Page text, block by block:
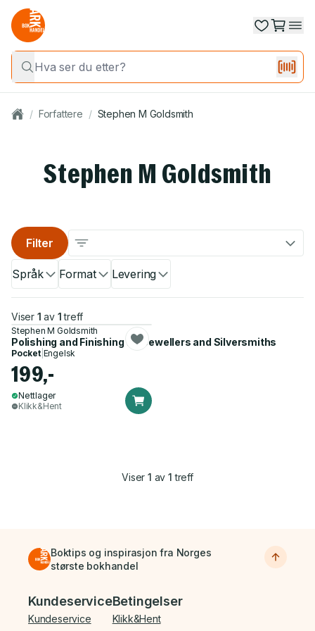
/ Forfattere / Stephen M Goldsmith
Stephen M Goldsmith
Språk Format Levering
Filter
Viser 1 av 1 treff
Stephen M Goldsmith
Polishing and Finishing for Jewellers and Silversmiths
Pocket| Engelsk
199,-
Nettlager
Klikk&Hent
Viser1 av 1 treff
Boktips og inspirasjon fra Norges
største bokhandel
Bunnmeny
Kundeservice
Kundeservice
Betingelser
Klikk&Hent